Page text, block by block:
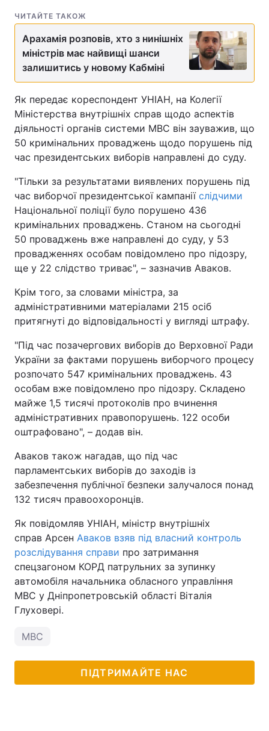
ЧИТАЙТЕ ТАКОЖ
Арахамія розповів, хто з нинішніх
міністрів має найвищі шанси
залишитись у новому Кабміні
Як передає кореспондент УНІАН, на Колегії
Міністерства внутрішніх справ щодо аспектів
діяльності органів системи МВС він зауважив, що
50 кримінальних проваджень щодо порушень під
час президентських виборів направлені до суду.
"Тільки за результатами виявлених порушень під
час виборчої президентської кампанії слідчими
Національної поліції було порушено 436
кримінальних проваджень. Станом на сьогодні
50 проваджень вже направлені до суду, у 53
провадженнях особам повідомлено про підозру,
ще у 22 слідство триває", – зазначив Аваков.
Крім того, за словами міністра, за
адміністративними матеріалами 215 осіб
притягнуті до відповідальності у вигляді штрафу.
"Під час позачергових виборів до Верховної Ради
України за фактами порушень виборчого процесу
розпочато 547 кримінальних проваджень. 43
особам вже повідомлено про підозру. Складено
майже 1,5 тисячі протоколів про вчинення
адміністративних правопорушень. 122 особи
оштрафовано", – додав він.
Аваков також нагадав, що під час
парламентських виборів до заходів із
забезпечення публічної безпеки залучалося понад
132 тисяч правоохоронців.
Як повідомляв УНІАН, міністр внутрішніх
справ Арсен Аваков взяв під власний контроль
розслідування справи про затримання
спецзагоном КОРД патрульних за зупинку
автомобіля начальника обласного управління
МВС у Дніпропетровській області Віталія
Глуховері.
МВС
ПІДТРИМАЙТЕ НАС